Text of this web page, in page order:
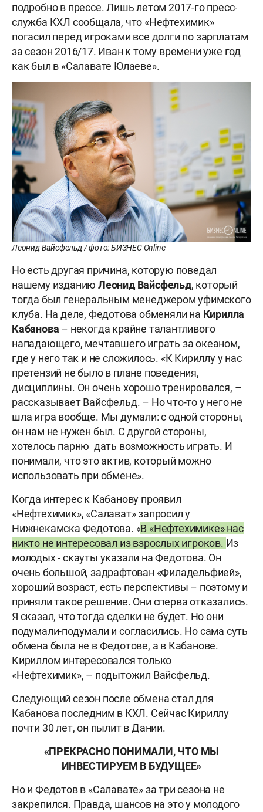
подробно в прессе. Лишь летом 2017-го пресс-
служба КХЛ сообщала, что «Нефтехимик»
погасил перед игроками все долги по зарплатам
за сезон 2016/17. Иван к тому времени уже год
как был в «Салавате Юлаеве».
Леонид Вайсфельд / фото: БИЗНЕС Online
Но есть другая причина, которую поведал
нашему изданиюЛеонид Вайсфельд, который
тогда был генеральным менеджером уфимского
клуба. На деле, Федотова обменяли на Кирилла
Кабанова – некогда крайне талантливого
нападающего, мечтавшего играть за океаном,
где у него так и не сложилось. «К Кириллу у нас
претензий не было в плане поведения,
дисциплины. Он очень хорошо тренировался, –
рассказывает Вайсфельд. – Но что-то у него не
шла игра вообще. Мы думали: с одной стороны,
он нам не нужен был. С другой стороны,
хотелось парню дать возможность играть. И
понимали, что это актив, который можно
использовать при обмене».
Когда интерес к Кабанову проявил
«Нефтехимик», «Салават» запросил у
Нижнекамска Федотова. «В «Нефтехимике» нас
никто не интересовал из взрослых игроков. Из
молодых - скауты указали на Федотова. Он
очень большой, задрафтован «Филадельфией»,
хороший возраст, есть перспективы – поэтому и
приняли такое решение. Они сперва отказались.
Я сказал, что тогда сделки не будет. Но они
подумали-подумали и согласились. Но сама суть
обмена была не в Федотове, а в Кабанове.
Кириллом интересовался только
«Нефтехимик», – подытожил Вайсфельд.
Следующий сезон после обмена стал для
Кабанова последним в КХЛ. Сейчас Кириллу
почти 30 лет, он пылит в Дании.
«ПРЕКРАСНО ПОНИМАЛИ, ЧТО МЫ
ИНВЕСТИРУЕМ В БУДУЩЕЕ»
Но и Федотов в «Салавате» за три сезона не
закрепился. Правда, шансов на это у молодого